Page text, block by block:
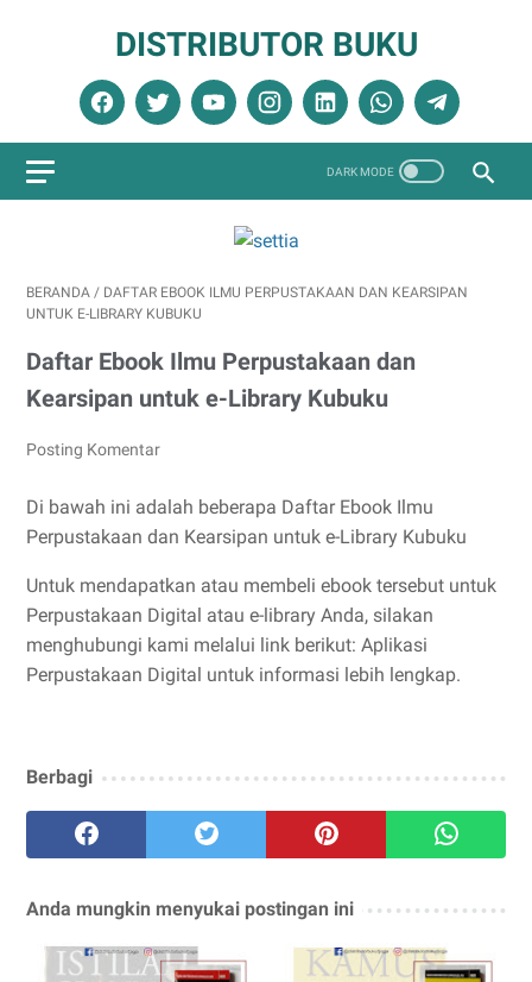
DISTRIBUTOR BUKU
BERANDA / DAFTAR EBOOK ILMU PERPUSTAKAAN DAN KEARSIPAN
UNTUK E-LIBRARY KUBUKU
Daftar Ebook Ilmu Perpustakaan dan
Kearsipan untuk e-Library Kubuku
Posting Komentar
Di bawah ini adalah beberapa Daftar Ebook Ilmu
Perpustakaan dan Kearsipan untuk e-Library Kubuku
Untuk mendapatkan atau membeli ebook tersebut untuk
Perpustakaan Digital atau e-library Anda, silakan
menghubungi kami melalui link berikut: Aplikasi
Perpustakaan Digital untuk informasi lebih lengkap.
Berbagi
Anda mungkin menyukai postingan ini